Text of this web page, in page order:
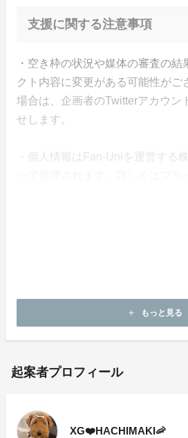
支援に関する注意事項
・空き枠の状況や媒体の審査の結
クト内容に変更がある可能性がご
場合は、企画者のTwitterアカウン
せします。
・個人情報はFan-Uniを運営する
所等へのお問い合わせはご遠慮願
add もっと見る
起案者プロフィール
XG❤️HACHIMAKI🦐